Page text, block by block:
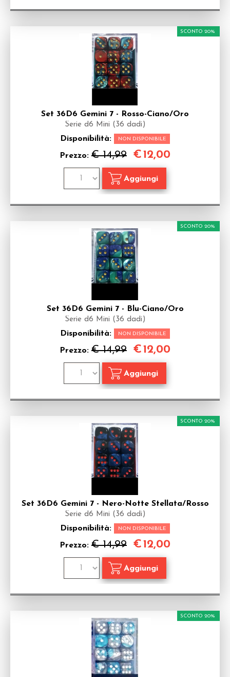
Set 36D6 Gemini 7 - Rosso-Ciano/Oro
Serie d6 Mini (36 dadi)
Disponibilità: NON DISPONIBILE
Prezzo: € 14,99
SCONTO 20%
€12,00
Set 36D6 Gemini 7 - Blu-Ciano/Oro
Serie d6 Mini (36 dadi)
Disponibilità: NON DISPONIBILE
Prezzo: € 14,99
SCONTO 20%
€12,00
Set 36D6 Gemini 7 - Nero-Notte Stellata/Rosso
Serie d6 Mini (36 dadi)
Disponibilità: NON DISPONIBILE
Prezzo: € 14,99
SCONTO 20%
€12,00
SCONTO 20%